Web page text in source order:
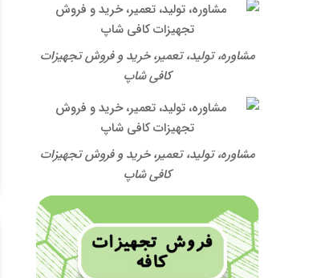
مشاوره، تولید، تعمیر، خرید و فروش تجهیزات
کافی شاپ
مشاوره، تولید، تعمیر، خرید و فروش تجهیزات
کافی شاپ